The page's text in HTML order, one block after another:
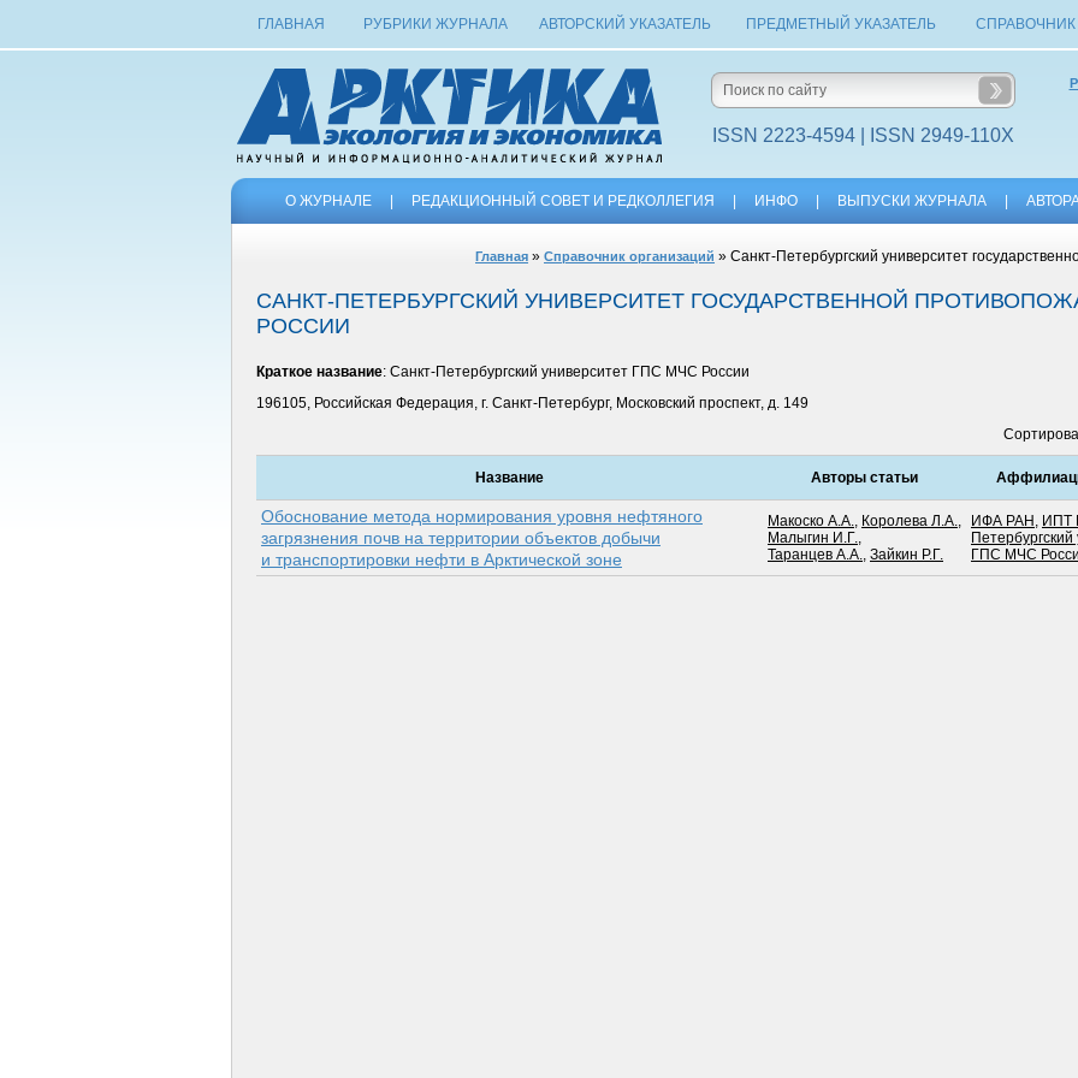
ГЛАВНАЯ РУБРИКИ ЖУРНАЛА АВТОРСКИЙ УКАЗАТЕЛЬ ПРЕДМЕТНЫЙ УКАЗАТЕЛЬ
ISSN 2223-4594 | ISSN 2949-110X
О ЖУРНАЛЕ РЕДАКЦИОННЫЙ СОВЕТ И РЕДКОЛЛЕГИЯ ИНФО ВЫПУСКИ ЖУРНАЛА
Главная » Справочник организаций » Санкт-Петербургский университет
САНКТ-ПЕТЕРБУРГСКИЙ УНИВЕРСИТЕТ ГОСУДАРСТВЕННОЙ
РОССИИ
Краткое название: Санкт-Петербургский университет ГПС МЧС России
196105, Российская Федерация, г. Санкт-Петербург, Московский проспект, д. 149
Название Авторы статьи
Обоснование метода нормирования уровня нефтяного
загрязнения почв на территории объектов добычи
и транспортировки нефти в Арктической зоне
Макоско А.А., Королева Л.А.,
Малыгин И.Г.,
Таранцев А.А., Зайкин Р.Г.
ИФА РАН , ИПТ
ГПС МЧС